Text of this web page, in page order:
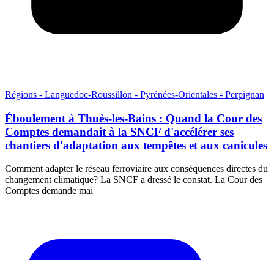
Régions - Languedoc-Roussillon - Pyrénées-Orientales - Perpignan
Éboulement à Thuès-les-Bains : Quand la Cour des
Comptes demandait à la SNCF d'accélérer ses
chantiers d'adaptation aux tempêtes et aux canicules
Comment adapter le réseau ferroviaire aux conséquences directes du
changement climatique? La SNCF a dressé le constat. La Cour des
Comptes demande mai